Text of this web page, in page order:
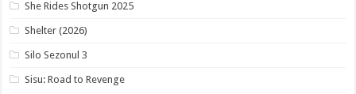
She Rides Shotgun 2025
Shelter (2026)
Silo Sezonul 3
Sisu: Road to Revenge